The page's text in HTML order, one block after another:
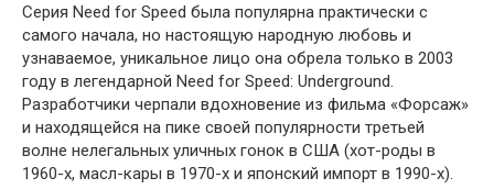
Серия Need for Speed была популярна практически с
самого начала, но настоящую народную любовь и
узнаваемое, уникальное лицо она обрела только в 2003
году в легендарной Need for Speed: Underground.
Разработчики черпали вдохновение из фильма «Форсаж»
и находящейся на пике своей популярности третьей
волне нелегальных уличных гонок в США (хот-роды в
1960-х, масл-кары в 1970-х и японский импорт в 1990-х).